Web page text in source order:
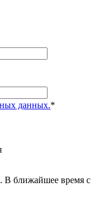
данных.*
ближайшее время